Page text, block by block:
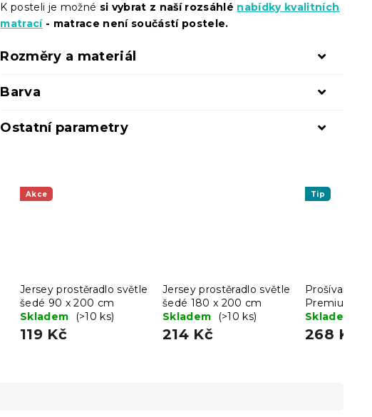
K posteli je možné si vybrat z naší rozsáhlé nabídky kvalitních
matrací- matrace není součástí postele.
Rozměry a materiál
Barva
Ostatní parametry
Akce
Jersey prostěradlo světle
šedé 90 x 200 cm
Skladem
(>10 ks)
119 Kč
Jersey prostěradlo světle
šedé 180 x 200 cm
Skladem
(>10 ks)
214 Kč
Tip
Prošívaný
Premium
Skladem
268 Kč